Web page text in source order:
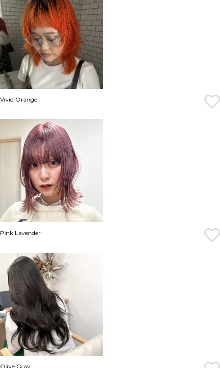
Vivid Orange
Pink Lavender
Olive Gray